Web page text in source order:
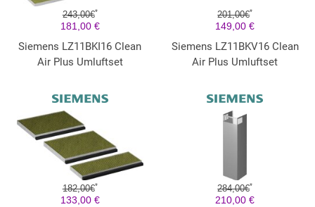
243,00€*
181,00 €
Siemens LZ11BKI16 Clean
Air Plus Umluftset
201,00€*
149,00 €
Siemens LZ11BKV16 Clean
Air Plus Umluftset
182,00€*
133,00 €
284,00€*
210,00 €